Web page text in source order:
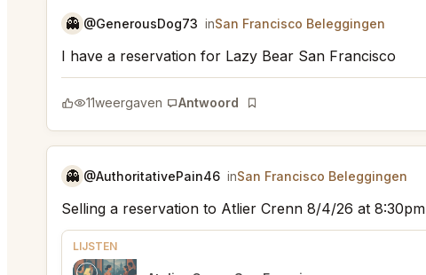
👻 @GenerousDog73 inSan Francisco Beleggingen
I have a reservation for Lazy Bear San Francisco
11weergaven Antwoord
Bladwijzer
👻 @AuthoritativePain46 inSan Francisco Beleggingen
Selling a reservation to Atlier Crenn 8/4/26 at 8:30pm
LIJSTEN